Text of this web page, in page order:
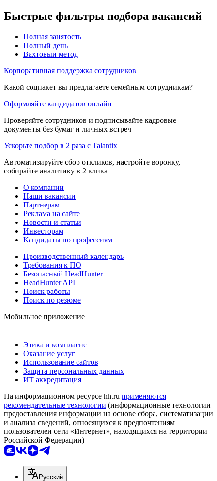
Быстрые фильтры подбора вакансий
Полная занятость
Полный день
Вахтовый метод
Корпоративная поддержка сотрудников
Какой соцпакет вы предлагаете семейным сотрудникам?
Оформляйте кандидатов онлайн
Проверяйте сотрудников и подписывайте кадровые
документы без бумаг и личных встреч
Ускорьте подбор в 2 раза с Talantix
Автоматизируйте сбор откликов, настройте воронку,
собирайте аналитику в 2 клика
О компании
Наши вакансии
Партнерам
Реклама на сайте
Новости и статьи
Инвесторам
Кандидаты по профессиям
Производственный календарь
Требования к ПО
Безопасный HeadHunter
HeadHunter API
Поиск работы
Поиск по резюме
Мобильное приложение
Этика и комплаенс
Оказание услуг
Использование сайтов
Защита персональных данных
ИТ аккредитация
На информационном ресурсе hh.ru применяются
рекомендательные технологии (информационные технологии
предоставления информации на основе сбора, систематизации
и анализа сведений, относящихся к предпочтениям
пользователей сети «Интернет», находящихся на территории
Российской Федерации)
Русский